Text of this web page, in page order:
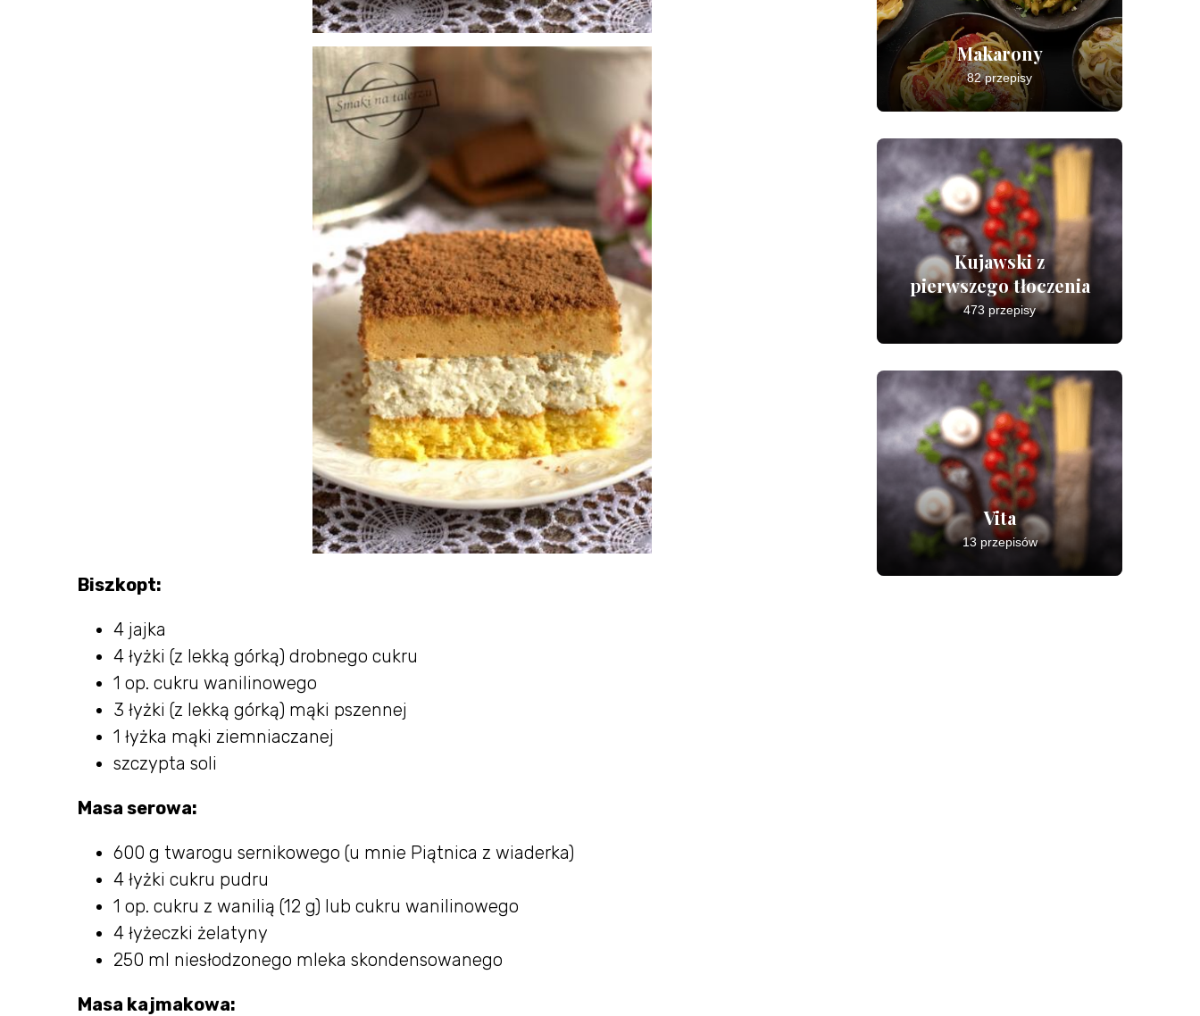
Biszkopt:
4 jajka
4 łyżki (z lekką górką) drobnego cukru
1 op. cukru wanilinowego
3 łyżki (z lekką górką) mąki pszennej
1 łyżka mąki ziemniaczanej
szczypta soli
Masa serowa:
600 g twarogu sernikowego (u mnie Piątnica z wiaderka)
4 łyżki cukru pudru
1 op. cukru z wanilią (12 g) lub cukru wanilinowego
4 łyżeczki żelatyny
250 ml niesłodzonego mleka skondensowanego
Masa kajmakowa:
Makarony
82 przepisy
Kujawski z
pierwszego tłoczenia
473 przepisy
Vita
13 przepisów